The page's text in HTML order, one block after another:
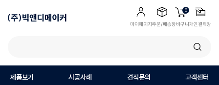
마이페이지주문/배송
0
장바구니개인결제창
제품보기 시공사례 견적문의 고객센터